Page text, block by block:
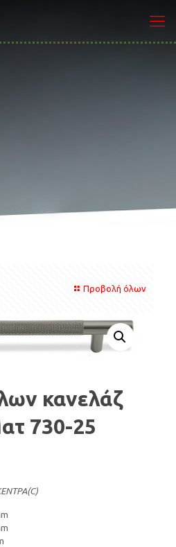
Προβολή όλων
κανελάζ
730-25